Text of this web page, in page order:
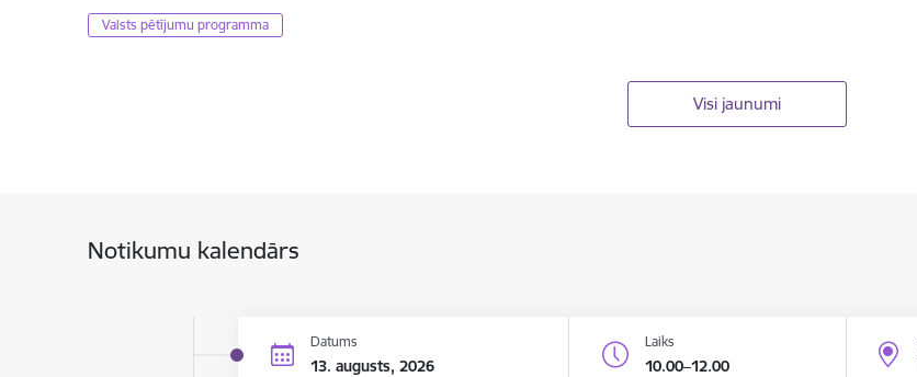
Valsts pētījumu programma
Visi jaunumi
Notikumu kalendārs
Datums
13. augusts, 2026
Laiks
10.00–12.00